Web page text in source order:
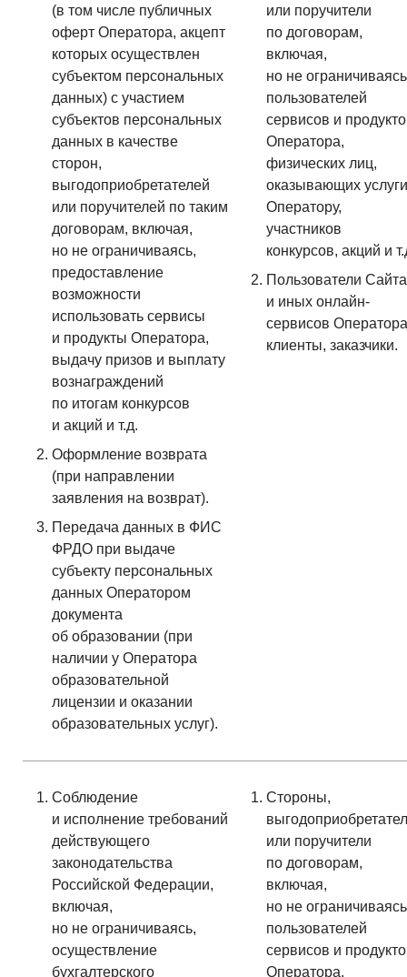
(в том числе публичных
оферт Оператора, акцепт
которых осуществлен
субъектом персональных
данных) с участием
субъектов персональных
данных в качестве
сторон,
выгодоприобретателей
или поручителей по таким
договорам, включая,
но не ограничиваясь,
предоставление
возможности
использовать сервисы
и продукты Оператора,
выдачу призов и выплату
вознаграждений
по итогам конкурсов
и акций и т.д.
Оформление возврата
(при направлении
заявления на возврат).
Передача данных в ФИС
ФРДО при выдаче
субъекту персональных
данных Оператором
документа
об образовании (при
наличии у Оператора
образовательной
лицензии и оказании
образовательных услуг).
или поручители
по договорам,
включая,
но не
пользователей
сервисов и
Оператора,
физических лиц,
оказывающих услуги
Оператору,
участников
конкурсов, акций и
Пользователи Сайта
и иных онлайн-
сервисов
клиенты, заказчики.
Соблюдение
и исполнение требований
действующего
законодательства
Российской Федерации,
включая,
но не ограничиваясь,
осуществление
бухгалтерского
Стороны,
или поручители
по договорам,
включая,
но не
пользователей
сервисов и
Оператора,